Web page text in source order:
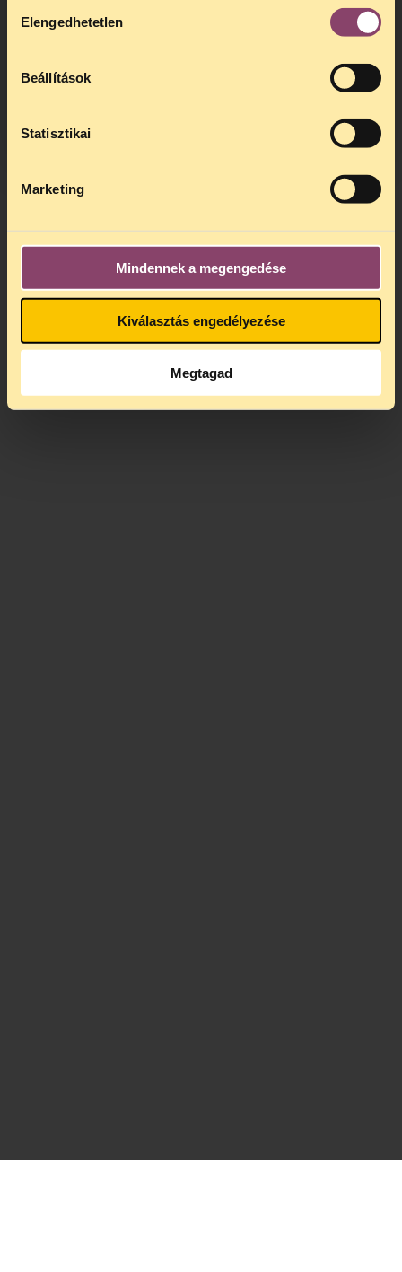
kiválasztása
Elengedhetetlen
Beállítások
Statisztikai
Marketing
Mindennek a megengedése
Kiválasztás engedélyezése
Megtagad
hogytelefonos jogsegélyünk július 27 és
telefonos jogsegély
kedden, 13 és 15 óra között lesz
alatt is elér minket.